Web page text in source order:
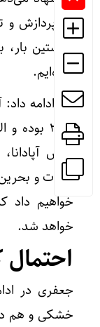
در پردازش و
نخستین
داده‌ایم.
وی ادامه
پارس
امارات و
خواهیم داد
خواهد شد.
جعفری در
خشکی و هم